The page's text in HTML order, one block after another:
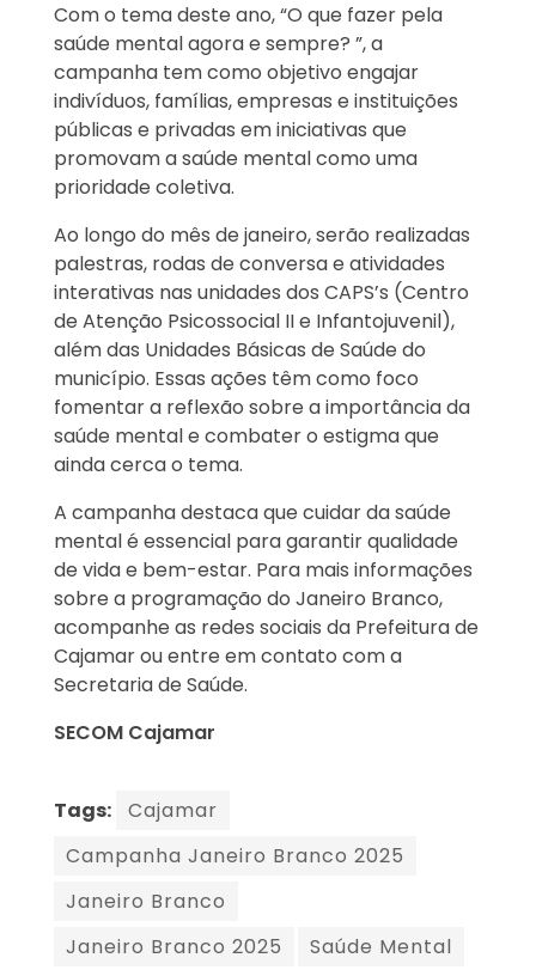
Com o tema deste ano, “O que fazer pela
saúde mental agora e sempre? ”, a
campanha tem como objetivo engajar
indivíduos, famílias, empresas e instituições
públicas e privadas em iniciativas que
promovam a saúde mental como uma
prioridade coletiva.
Ao longo do mês de janeiro, serão realizadas
palestras, rodas de conversa e atividades
interativas nas unidades dos CAPS’s (Centro
de Atenção Psicossocial II e Infantojuvenil),
além das Unidades Básicas de Saúde do
município. Essas ações têm como foco
fomentar a reflexão sobre a importância da
saúde mental e combater o estigma que
ainda cerca o tema.
A campanha destaca que cuidar da saúde
mental é essencial para garantir qualidade
de vida e bem-estar. Para mais informações
sobre a programação do Janeiro Branco,
acompanhe as redes sociais da Prefeitura de
Cajamar ou entre em contato com a
Secretaria de Saúde.
SECOM Cajamar
Tags:
Cajamar
Campanha Janeiro Branco 2025
Janeiro Branco
Janeiro Branco 2025
Saúde Mental